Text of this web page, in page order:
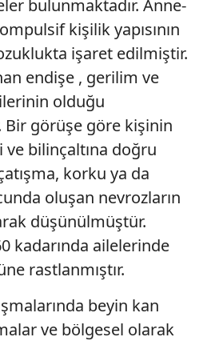
bulunmaktadır. Anne-
kişilik yapısının
işaret edilmiştir.
endişe , gerilim ve
olduğu
görüşe göre kişinin
bilinçaltına doğru
korku ya da
oluşan nevrozların
düşünülmüştür.
kadarında ailelerinde
rastlanmıştır.
beyin kan
ve bölgesel olarak